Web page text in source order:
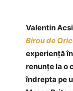
Valentin
Birou de
experiență
renunțe la o
îndrepta pe